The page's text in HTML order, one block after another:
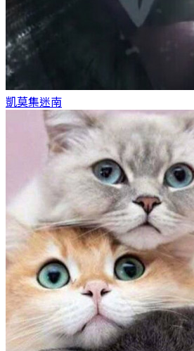
凱莫集迷南